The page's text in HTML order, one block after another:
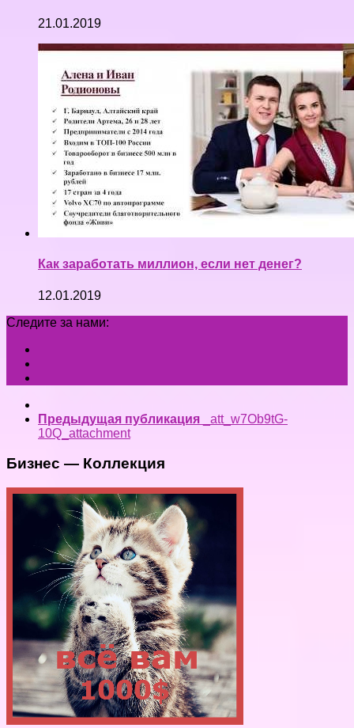
21.01.2019
Как заработать миллион, если нет денег?
12.01.2019
Следите за нами:
Предыдущая публикация
_att_w7Ob9tG-
10Q_attachment
Бизнес — Коллекция